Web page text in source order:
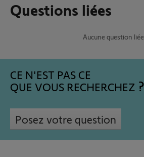
Questions liées
Aucune question liée
CE N'EST PAS CE
QUE VOUS RECHERCHEZ
Posez votre question